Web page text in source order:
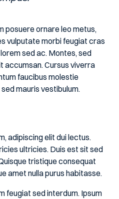
posuere ornare leo metus,
vulputate morbi feugiat cras
sed ac. Montes, sed
accumsan. Cursus viverra
faucibus molestie
mauris vestibulum.
adipiscing elit dui lectus.
ultricies. Duis est sit sed
tristique consequat
amet nulla purus habitasse.
feugiat sed interdum. Ipsum